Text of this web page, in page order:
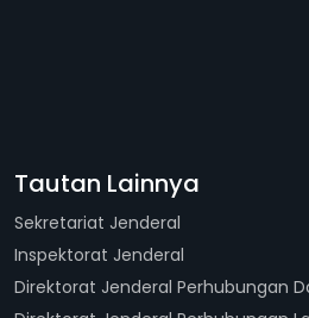
Tautan Lainnya
Sekretariat Jenderal
Inspektorat Jenderal
Direktorat Jenderal Perhubungan